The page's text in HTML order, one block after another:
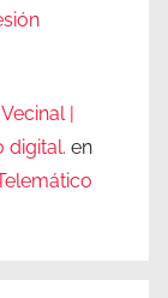
|
digital. en